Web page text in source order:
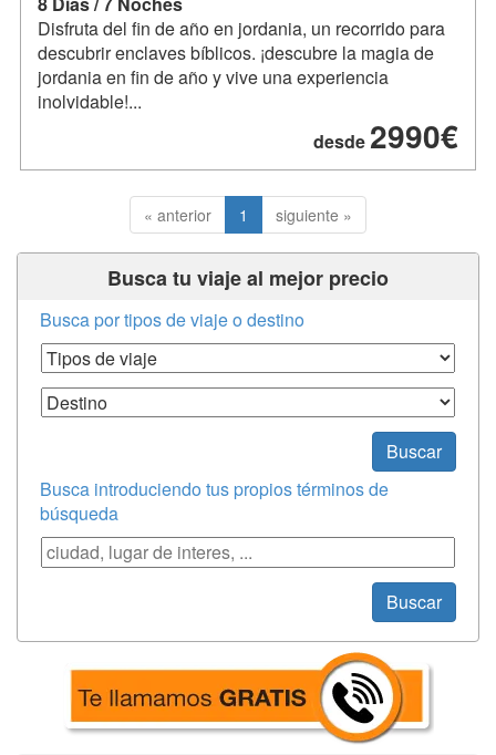
Disfruta del fin de año en jordania, un recorrido para
descubrir enclaves bíblicos. ¡descubre la magia de
jordania en fin de año y vive una experiencia
inolvidable!...
desde 2990€
« anterior 1 siguiente »
Busca tu viaje al mejor precio
Busca por tipos de viaje o destino
Tipos de Viaje
Destino
Buscar
Busca introduciendo tus propios términos de
búsqueda
Búsqueda
Buscar